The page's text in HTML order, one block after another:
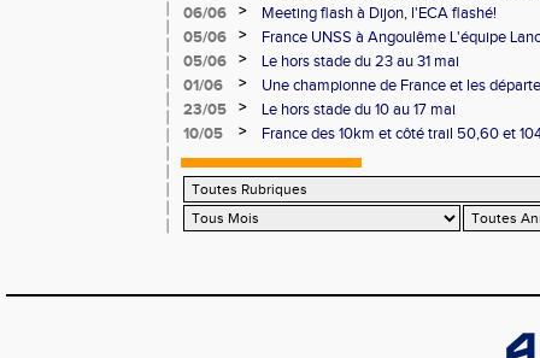
06/06
>
Meeting flash à Dijon, l'ECA flashé!
05/06
>
France UNSS à Angoulême L'équipe
podium
05/06 >
Le hors stade du 23 au 31 mai
01/06
>
Une championne de France et les
23/05
>
Le hors stade du 10 au 17 mai
10/05
> France des 10km et côté trail 50,60 et